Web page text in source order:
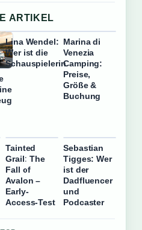
ARTIKEL
Lina Wendel:
Wer ist die
Schauspielerin
Marina di
Venezia
Camping:
Preise,
Größe &
Buchung
Tainted
Grail: The
Fall of
Avalon –
Early-
Access-Test
Sebastian
Tigges: Wer
ist der
Dadfluencer
und
Podcaster